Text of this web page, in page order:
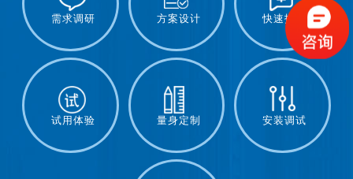
需求调研 方案设计 快速报价
试用体验 量身定制 安装调试